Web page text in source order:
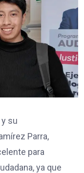
su
Parra,
para
ya que